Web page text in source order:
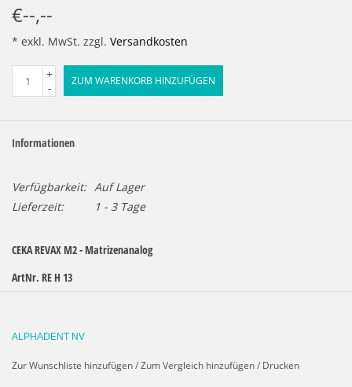
€--,--
* exkl. MwSt. zzgl. Versandkosten
+
-
ZUM WARENKORB HINZUFÜGEN
Informationen
Verfügbarkeit: Auf Lager
Lieferzeit:
1 - 3 Tage
CEKA REVAX M2 - Matrizenanalog
ArtNr. RE H 13
Nur zur Verwendung im Labor.
2 Stück + 2 Platzhalter
ALPHADENT NV
Zur Wunschliste hinzufügen/Zum Vergleich hinzufügen/ Drucken